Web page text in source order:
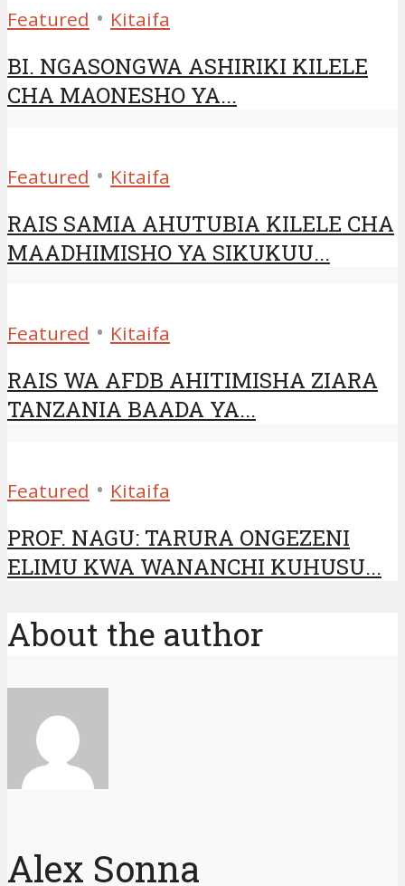
Featured • Kitaifa
BI. NGASONGWA ASHIRIKI KILELE
CHA MAONESHO YA...
Featured • Kitaifa
RAIS SAMIA AHUTUBIA KILELE CHA
MAADHIMISHO YA SIKUKUU...
Featured • Kitaifa
RAIS WA AFDB AHITIMISHA ZIARA
TANZANIA BAADA YA...
Featured • Kitaifa
PROF. NAGU: TARURA ONGEZENI
ELIMU KWA WANANCHI KUHUSU...
About the author
Alex Sonna